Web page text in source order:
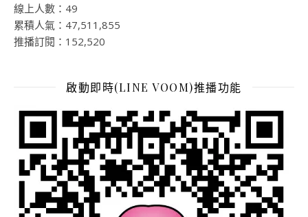
線上人數：49
累積人氣：47,511,855
推播訂閱：152,520
啟動即時(LINE VOOM)推播功能